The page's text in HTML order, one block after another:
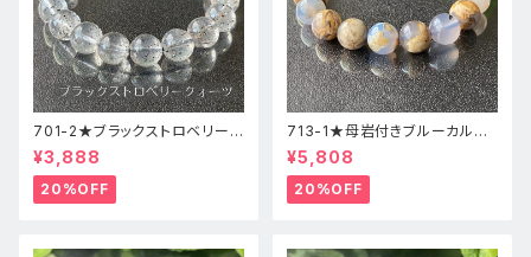
701-2★ブラックストロベリーク
ォーツ【高品質】天然石ブレスレ
ッパワーストーン
¥3,888
20%OFF
713-1★母岩付きブルーカルセ
ドニー【高品質】天然石ブレスレ
ットパワーストーン
¥5,808
20%OFF